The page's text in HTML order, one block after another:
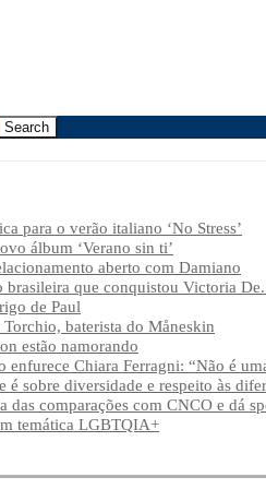
Search
para o verão italiano ‘No Stress’
álbum ‘Verano sin ti’
aberto com Damiano
brasileira que conquistou Victoria
de Paul
baterista do Måneskin
estão namorando
enfurece Chiara Ferragni: “Não é
é sobre diversidade e respeito às
comparações com CNCO e dá
temática LGBTQIA+